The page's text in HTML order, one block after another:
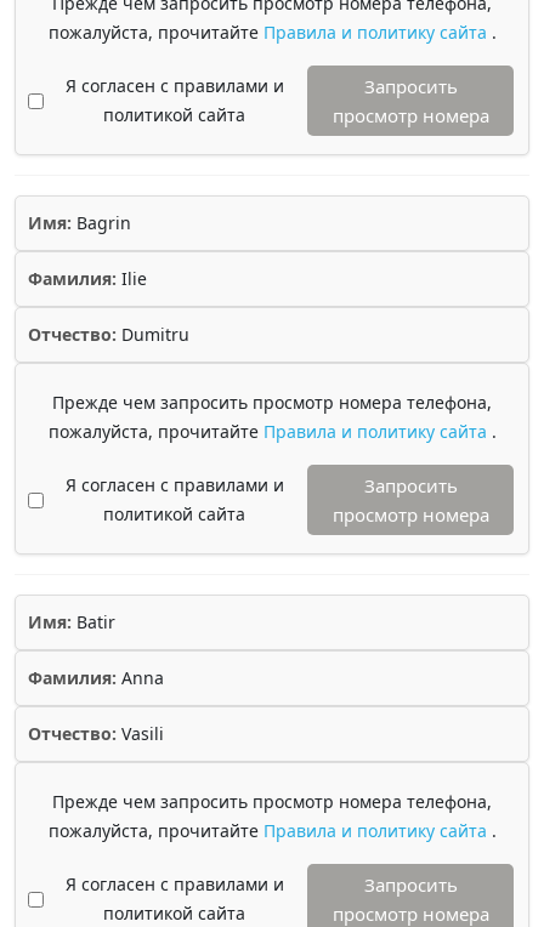
пожалуйста, прочитайте Правила и политику сайта .
Я согласен с правилами и
политикой сайта
Запросить
просмотр номера
Имя: Bagrin
Фамилия: Ilie
Отчество: Dumitru
Прежде чем запросить просмотр номера телефона,
пожалуйста, прочитайте Правила и политику сайта .
Я согласен с правилами и
политикой сайта
Запросить
просмотр номера
Имя: Batir
Фамилия: Anna
Отчество: Vasili
Прежде чем запросить просмотр номера телефона,
пожалуйста, прочитайте Правила и политику сайта .
Я согласен с правилами и
политикой сайта
Запросить
просмотр номера